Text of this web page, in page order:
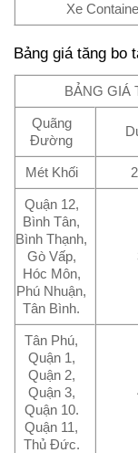
Xe
Bảng giá tăng bo
BẢNG GIÁ
Quãng
Đường
Mét Khối
Quận 12,
Bình Tân,
Bình Thạnh,
Gò Vấp,
Hóc Môn,
Phú Nhuận,
Tân Bình.
Tân Phú,
Quận 1,
Quận 2,
Quận 3,
Quận 10.
Quận 11,
Thủ Đức.